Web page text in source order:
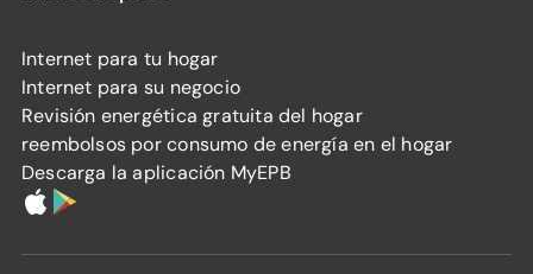
Internet para tu hogar
Internet para su negocio
Revisión energética gratuita del hogar
reembolsos por consumo de energía en el hogar
Descarga la aplicación MyEPB